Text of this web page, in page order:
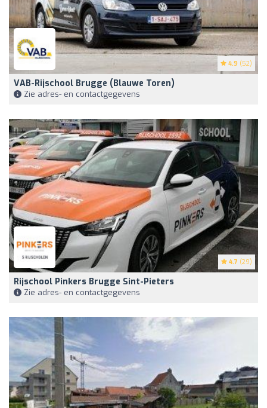
4.9 (52)
VAB-Rijschool Brugge (Blauwe Toren)
Zie adres- en contactgegevens
4.7 (29)
Rijschool Pinkers Brugge Sint-Pieters
Zie adres- en contactgegevens